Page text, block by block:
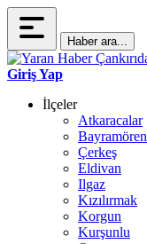
Haber ara...
Giriş Yap
İlçeler
Atkaracalar
Bayramören
Çerkeş
Eldivan
Ilgaz
Kızılırmak
Korgun
Kurşunlu